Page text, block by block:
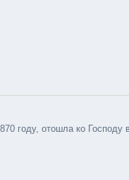
году, отошла ко Господу